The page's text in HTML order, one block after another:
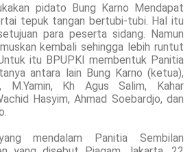
pidato Bung Karno Mendapat
tepuk tangan bertubi-tubi. Hal itu
para peserta sidang. Namun
kembali sehingga lebih runtut
itu BPUPKI membentuk Panitia
antara lain Bung Karno (ketua),
Kh Agus Salim, Kahar
Hasyim, Ahmad Soebardjo, dan
mendalam Panitia Sembilan